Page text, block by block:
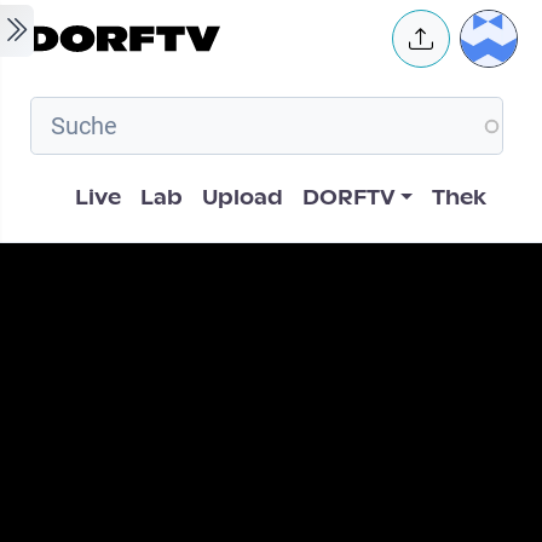
Skip to main content User
Hauptnavigation
Live Lab Upload DORFTV Thek